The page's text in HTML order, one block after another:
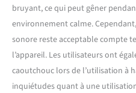
bruyant, ce qui peut gêner
environnement calme.
sonore reste acceptable compte
l’appareil. Les utilisateurs ont
caoutchouc lors de l’utilisation à
inquiétudes quant à une